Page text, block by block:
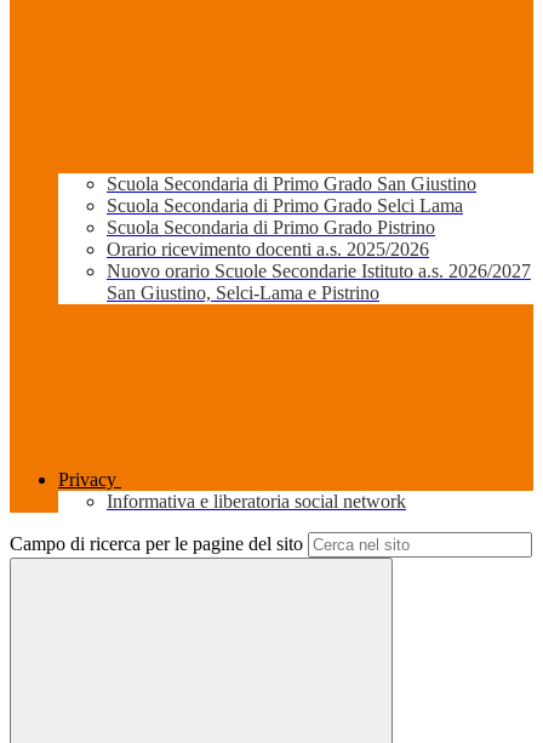
Scuola Secondaria di Primo Grado San Giustino
Scuola Secondaria di Primo Grado Selci Lama
Scuola Secondaria di Primo Grado Pistrino
Orario ricevimento docenti a.s. 2025/2026
Nuovo orario Scuole Secondarie Istituto a.s. 2026/2027
San Giustino, Selci-Lama e Pistrino
Privacy
Informativa e liberatoria social network
Campo di ricerca per le pagine del sito